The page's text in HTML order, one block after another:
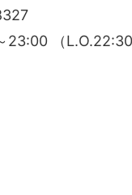
（L.O.22:30